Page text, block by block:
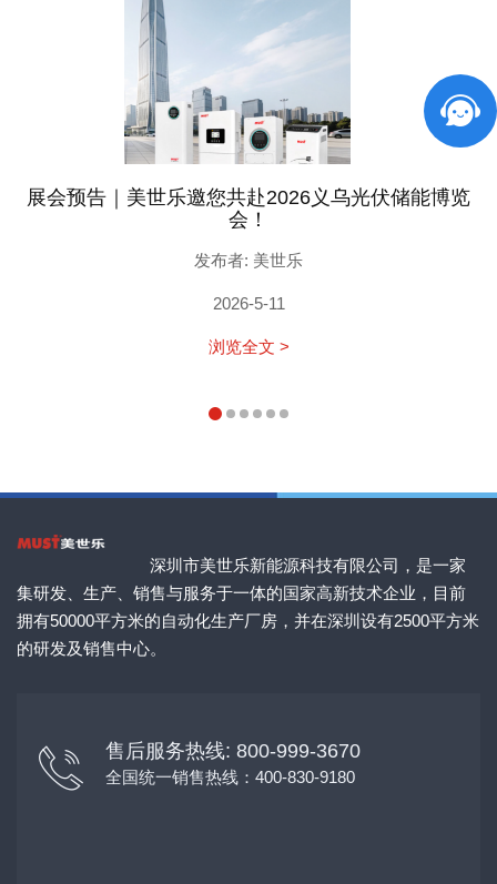
展会预告｜美世乐邀您共赴2026义乌光伏储能博览
会！
发布者: 美世乐
2026-5-11
浏览全文 >
深圳市美世乐新能源科技有限公司，是一家
集研发、生产、销售与服务于一体的国家高新技术企业，目前
拥有50000平方米的自动化生产厂房，并在深圳设有2500平方米
的研发及销售中心。
售后服务热线: 800-999-3670
全国统一销售热线：400-830-9180